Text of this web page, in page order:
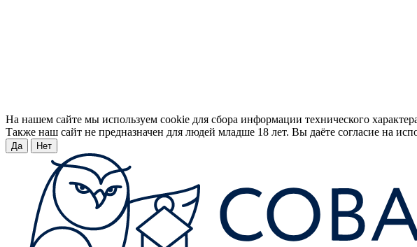
На нашем сайте мы используем cookie для сбора информации технического
Также наш сайт не предназначен для людей младше 18 лет. Вы даёте согласие на
Да Нет